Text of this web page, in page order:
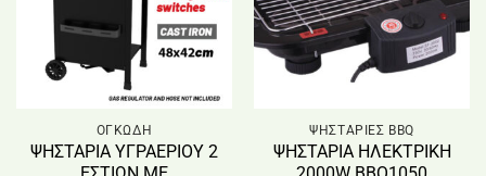
ΟΓΚΩΔΗ
ΨΗΣΤΑΡΙΑ ΥΓΡΑΕΡΙΟΥ 2
ΨΗΣΤΑΡΙΕΣ BBQ
ΨΗΣΤΑΡΙΑ ΗΛΕΚΤΡΙΚΗ